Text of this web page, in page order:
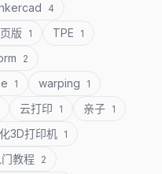
4
版 1 TPE 1
2
1 warping 1
云打印 1 亲子 1
3D打印机 1
门教程 2